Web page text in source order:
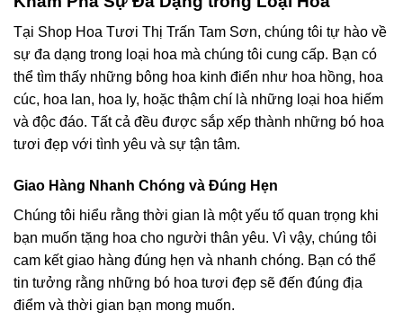
Tại Shop Hoa Tươi Thị Trấn Tam Sơn, chúng tôi tự hào về
sự đa dạng trong loại hoa mà chúng tôi cung cấp. Bạn có
thể tìm thấy những bông hoa kinh điển như hoa hồng, hoa
cúc, hoa lan, hoa ly, hoặc thậm chí là những loại hoa hiếm
và độc đáo. Tất cả đều được sắp xếp thành những bó hoa
tươi đẹp với tình yêu và sự tận tâm.
Giao Hàng Nhanh Chóng và Đúng Hẹn
Chúng tôi hiểu rằng thời gian là một yếu tố quan trọng khi
bạn muốn tặng hoa cho người thân yêu. Vì vậy, chúng tôi
cam kết giao hàng đúng hẹn và nhanh chóng. Bạn có thể
tin tưởng rằng những bó hoa tươi đẹp sẽ đến đúng địa
điểm và thời gian bạn mong muốn.